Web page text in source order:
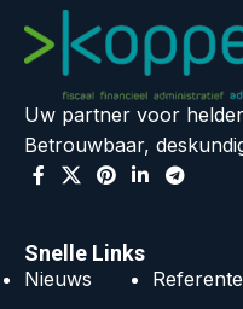
Uw partner voor
Betrouwbaar,
Snelle Links
Nieuws